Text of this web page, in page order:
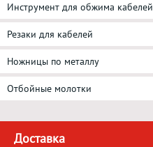
Инструмент для обжима кабелей
Резаки для кабелей
Ножницы по металлу
Отбойные молотки
Доставка